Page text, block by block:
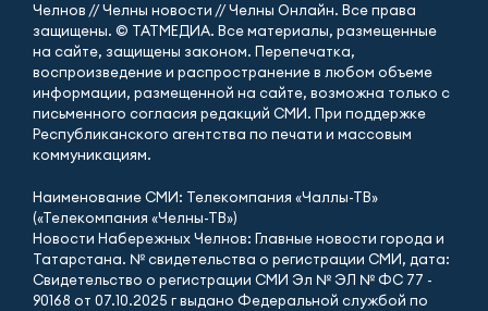
Челнов // Челны новости // Челны Онлайн. Все права
защищены. © ТАТМЕДИА. Все материалы, размещенные
на сайте, защищены законом. Перепечатка,
воспроизведение и распространение в любом объеме
информации, размещенной на сайте, возможна только с
письменного согласия редакций СМИ. При поддержке
Республиканского агентства по печати и массовым
коммуникациям.
Наименование СМИ: Телекомпания «Чаллы-ТВ»
(«Телекомпания «Челны-ТВ»)
Новости Набережных Челнов: Главные новости города и
Татарстана. № свидетельства о регистрации СМИ, дата:
Свидетельство о регистрации СМИ Эл № ЭЛ № ФС 77 -
90168 от 07.10.2025 г выдано Федеральной службой по